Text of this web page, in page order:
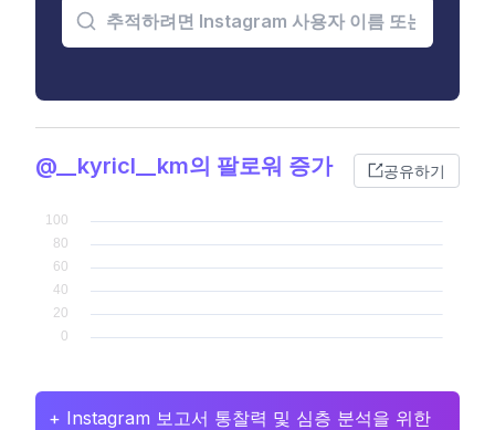
@__kyricl__km의 팔로워 증가 공유하기
+ Instagram 보고서 통찰력 및 심층 분석을 위한